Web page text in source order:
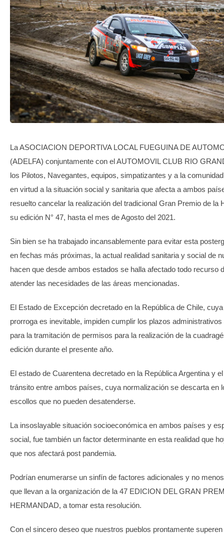
GALERIA DE FOTOS
APP MÓVIL
TRANSPARENCIA
La ASOCIACION DEPORTIVA LOCAL FUEGUINA DE
(ADELFA) conjuntamente con el AUTOMOVIL CLUB RIO
los Pilotos, Navegantes, equipos, simpatizantes y a la
en virtud a la situación social y sanitaria que afecta a ambos
resuelto cancelar la realización del tradicional Gran Premio de la
su edición N° 47, hasta el mes de Agosto del 2021.
Sin bien se ha trabajado incansablemente para evitar esta
en fechas más próximas, la actual realidad sanitaria y social de
hacen que desde ambos estados se halla afectado todo recurso
atender las necesidades de las áreas mencionadas.
El Estado de Excepción decretado en la República de Chile,
prorroga es inevitable, impiden cumplir los plazos
para la tramitación de permisos para la realización de la
edición durante el presente año.
El estado de Cuarentena decretado en la República Argentina y
tránsito entre ambos países, cuya normalización se descarta en
escollos que no pueden desatenderse.
La insoslayable situación socioeconómica en ambos países y
social, fue también un factor determinante en esta realidad que
que nos afectará post pandemia.
Podrían enumerarse un sinfín de factores adicionales y no
que llevan a la organización de la 47 EDICION DEL GRAN
HERMANDAD, a tomar esta resolución.
Con el sincero deseo que nuestros pueblos prontamente